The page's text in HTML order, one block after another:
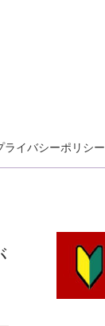
ライバシーポリシー